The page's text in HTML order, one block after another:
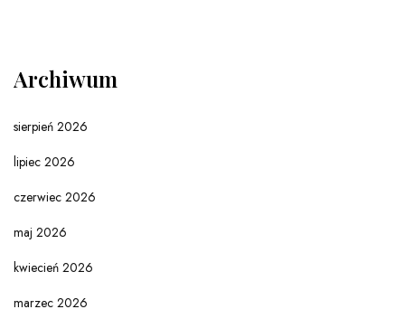
Archiwum
sierpień 2026
lipiec 2026
czerwiec 2026
maj 2026
kwiecień 2026
marzec 2026